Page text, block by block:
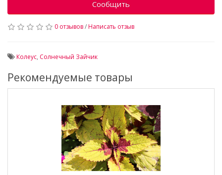
Сообщить
0 отзывов/Написать отзыв
Колеус, Солнечный Зайчик
Рекомендуемые товары